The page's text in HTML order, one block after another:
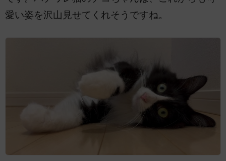
愛い姿を沢山見せてくれそうですね。